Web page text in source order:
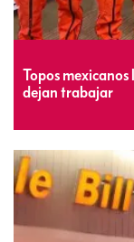
Topos
dejan trabajar